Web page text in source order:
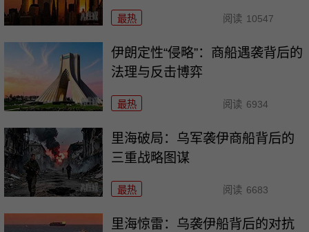
最热 阅读 10547
伊朗定性“侵略”：商船遇袭背后的
法理与反击博弈
最热 阅读 6934
里海破局：乌军袭伊商船背后的
三重战略图谋
最热 阅读 6683
里海惊雷：乌袭伊船背后的对抗